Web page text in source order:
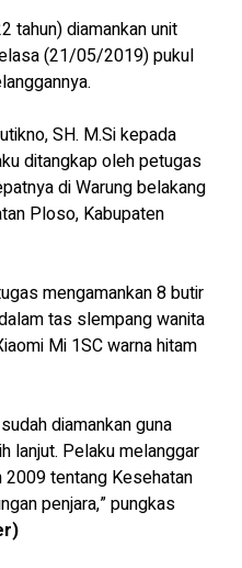
tahun) diamankan unit
(21/05/2019) pukul
SH. M.Si kepada
ditangkap oleh petugas
di Warung belakang
Ploso, Kabupaten
mengamankan 8 butir
tas slempang wanita
Mi 1SC warna hitam
diamankan guna
lanjut. Pelaku melanggar
2009 tentang Kesehatan
penjara,” pungkas